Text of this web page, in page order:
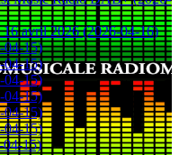
avril 2026 (2026-04-16)
04-15)
04-15)
04-15)
04-15)
04-15)
04-15)
04-15)